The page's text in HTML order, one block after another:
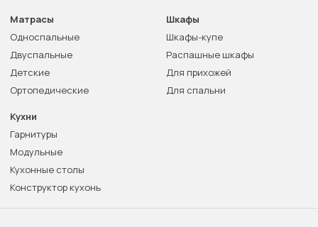
Матрасы
Односпальные
Двуспальные
Детские
Ортопедические
Шкафы
Шкафы-купе
Распашные шкафы
Для прихожей
Для спальни
Кухни
Гарнитуры
Модульные
Кухонные столы
Конструктор кухонь